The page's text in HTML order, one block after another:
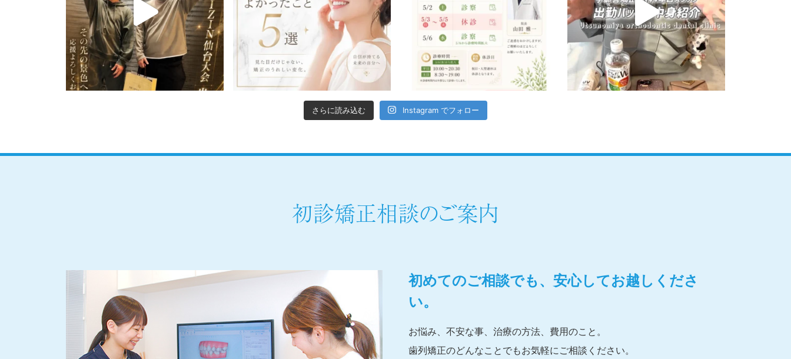
さらに読み込む Instagram でフォロー
初診矯正相談のご案内
初めてのご相談でも、安心してお越しくださ
い。
お悩み、不安な事、治療の方法、費用のこと。
歯列矯正のどんなことでもお気軽にご相談ください。